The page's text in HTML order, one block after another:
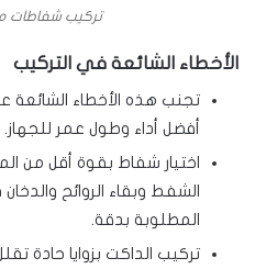
تركيب شفاطات
الأخطاء الشائعة في التركيب
تجنب هذه الأخطاء
أفضل أداء وطول عمر للجهاز.
اختيار شفاط بقوة أقل من
الشفط وبقاء الروائح
المطلوبة بدقة.
تركيب الداكت بزوايا حادة